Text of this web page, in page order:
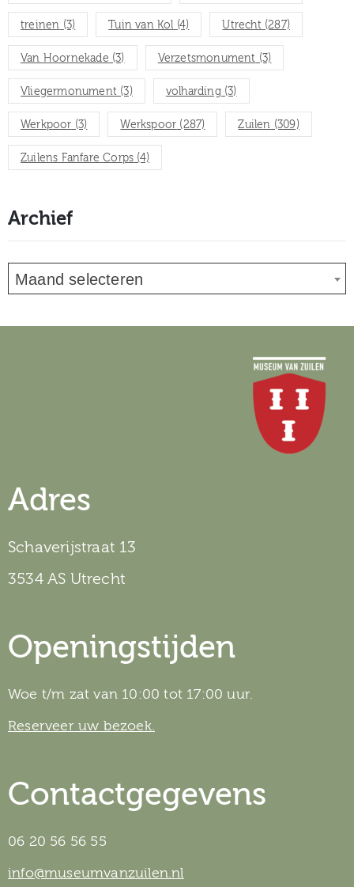
treinen (3) Tuin van Kol (4) Utrecht(287)
Van Hoornekade (3) Verzetsmonument (3)
Vliegermonument (3) volharding(3)
Werkpoor (3) Werkspoor (287) Zuilen (309)
Zuilens Fanfare Corps (4)
Archief
Maand selecteren
Adres
Schaverijstraat 13
3534 AS Utrecht
Openingstijden
Woe t/m zat van 10:00 tot 17:00 uur.
Reserveer uw bezoek.
Contactgegevens
06 20 56 56 55
info@museumvanzuilen.nl